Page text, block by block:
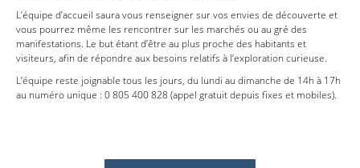
L’équipe d’accueil saura vous renseigner sur vos envies de découverte et
vous pourrez même les rencontrer sur les marchés ou au gré des
manifestations. Le but étant d’être au plus proche des habitants et
visiteurs, afin de répondre aux besoins relatifs à l’exploration curieuse.
L’équipe reste joignable tous les jours, du lundi au dimanche de 14h à 17h
au numéro unique : 0 805 400 828 (appel gratuit depuis fixes et mobiles).